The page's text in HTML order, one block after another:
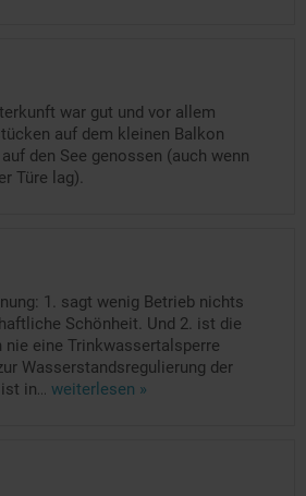
war gut und vor allem
auf dem kleinen Balkon
den See genossen (auch wenn
Türe lag).
1. sagt wenig Betrieb nichts
Schönheit. Und 2. ist die
nie eine Trinkwassertalsperre
Wasserstandsregulierung der
ist in... weiterlesen »